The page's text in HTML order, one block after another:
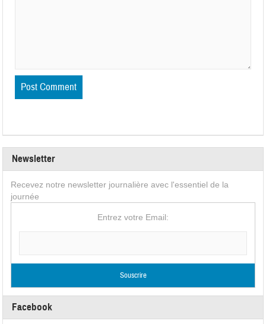
Newsletter
Recevez notre newsletter journalière avec l'essentiel de la
journée
Entrez votre Email:
Facebook